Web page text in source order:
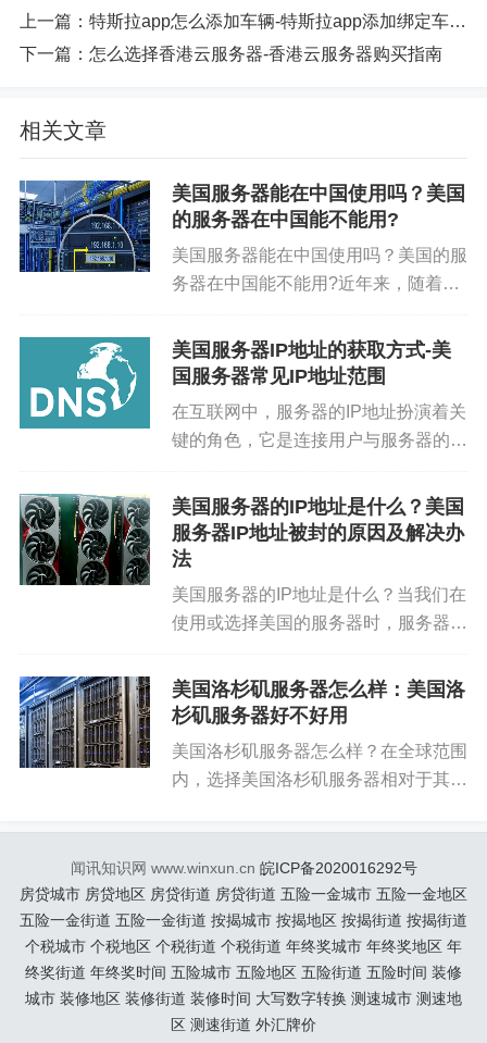
量。机器学习算法和人工智能技术在这一阶段常被
应用，以提高识别的准确性。
3. 恶意流量过滤
一旦恶意流量被识别，流量清洗设备或系统会开始
对这些流量进行过滤。过滤方式包括基于IP的过
滤、基于协议的过滤以及基于内容的过滤等。过滤
后的正常流量将继续被传输至服务器，而恶意流量
4. 流量再分配与负载均衡
在过滤恶意流量的同时，流量清洗系统通常还会进
行流量的再分配和负载均衡，以确保服务器能够高
力，并提高其抗DDoS攻击的能力。
三、流量清洗的主要技术
1. 基于云的DDoS防护
基于云的防护方案将流量清洗的任务交给分布在全
球的云服务器。云服务器能够承载并清洗大量的恶
意流量，减轻本地服务器的压力。这种方法适用于
大规模DDoS攻击。
2. 硬件设备防护
专用硬件设备，如防火墙和专用的DDoS防护设备，
可以在本地网络中部署，对流量进行实时监控和清
洗。这种方式适合对安全性要求极高的企业和组
织。
3. 基于AI的流量清洗
上一篇： 特斯拉app怎么添加车辆-特斯拉app添加绑定车辆方法
下一篇： 怎么选择香港云服务器-香港云服务器购买指南
相关文章
美国服务器能在中国使用吗？美国
的服务器在中国能不能用?
美国服务器能在中国使用吗？美国的服
务器在中国能不能用?近年来，随着跨
许多中国用户开始考虑租用美国的服务
器。然而，由于中国对某些国外网站的
美国服务器IP地址的获取方式-美
国服务器常见IP地址范围
在互联网中，服务器的IP地址扮演着关
键的角色，它是连接用户与服务器的桥
时，可能会有查询服务器IP地址的需
求。那么，美国服务器的IP地址是如何
查询的？有哪些需要特别注意的...
美国服务器的IP地址是什么？美国
服务器IP地址被封的原因及解决办
法
美国服务器的IP地址是什么？当我们在
使用或选择美国的服务器时，服务器的
处理服务器IP地址相关的问题，对于确
保网络服务的顺畅和安全至关重要。下
美国洛杉矶服务器怎么样：美国洛
杉矶服务器好不好用
美国洛杉矶服务器怎么样？在全球范围
内，选择美国洛杉矶服务器相对于其他
论是安全性、速度、还是可靠性，美国
洛杉矶服务器都以其高效、灵活、定制
化的服务而闻名。接下来，我们将...
闻讯知识网 www.winxun.cn 皖ICP备2020016292号
房贷城市 房贷地区 房贷街道 房贷街道 五险一金城市 五险一金地区
五险一金街道 五险一金街道 按揭城市 按揭地区 按揭街道 按揭街道
个税城市 个税地区 个税街道 个税街道 年终奖城市 年终奖地区 年
终奖街道 年终奖时间 五险城市 五险地区 五险街道 五险时间 装修
城市 装修地区 装修街道 装修时间 大写数字转换 测速城市 测速地
区 测速街道 外汇牌价